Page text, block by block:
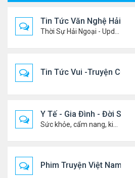
Tin Tức Văn Nghệ Hải
Tin Tức Vui -Truyện Cười-
Y Tế - Gia Đình - Đời Sống
Phim Truyện Việt Nam